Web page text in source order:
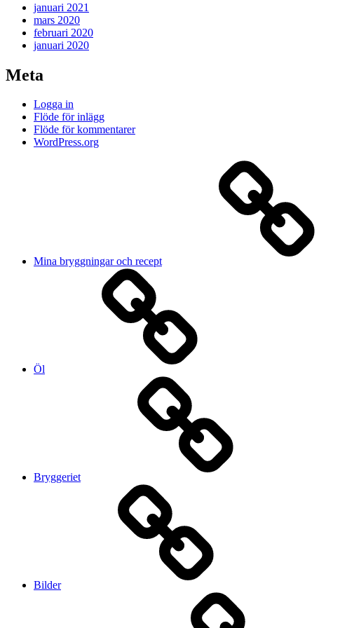
januari 2021
mars 2020
februari 2020
januari 2020
Meta
Logga in
Flöde för inlägg
Flöde för kommentarer
WordPress.org
Mina bryggningar och recept
Öl
Bryggeriet
Bilder